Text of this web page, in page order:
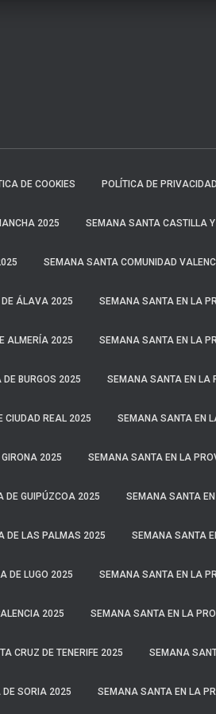
DE COOKIES POLÍTICA DE PRIVACIDAD
2025 SEMANA SANTA CASTILLA
SEMANA SANTA COMUNIDAD
ÁLAVA 2025 SEMANA SANTA EN LA
ALMERÍA 2025 SEMANA SANTA EN LA
BURGOS 2025 SEMANA SANTA EN LA
CIUDAD REAL 2025 SEMANA SANTA EN
2025 SEMANA SANTA EN LA
DE GUIPÚZCOA 2025 SEMANA SANTA
DE LAS PALMAS 2025 SEMANA SANTA
DE LUGO 2025 SEMANA SANTA EN LA
2025 SEMANA SANTA EN LA
CRUZ DE TENERIFE 2025 SEMANA
SORIA 2025 SEMANA SANTA EN LA